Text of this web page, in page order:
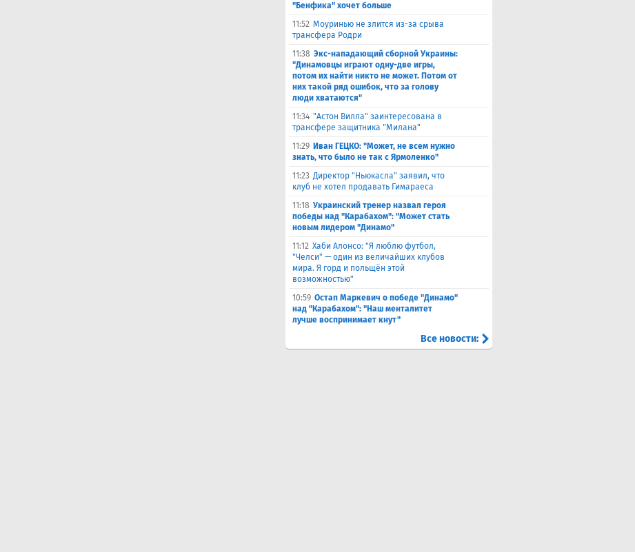
"Бенфика" хочет больше
11:52 Моуринью не злится из-за срыва
трансфера Родри
11:38 Экс-нападающий сборной Украины:
"Динамовцы играют одну-две игры,
потом их найти никто не может. Потом от
них такой ряд ошибок, что за голову
люди хватаются"
11:34 "Астон Вилла" заинтересована в
трансфере защитника "Милана"
11:29 Иван ГЕЦКО: "Может, не всем нужно
знать, что было не так с Ярмоленко"
11:23 Директор "Ньюкасла" заявил, что
клуб не хотел продавать Гимараеса
11:18 Украинский тренер назвал героя
победы над "Карабахом": "Может стать
новым лидером "Динамо"
11:12 Хаби Алонсо: "Я люблю футбол,
"Челси" — один из величайших клубов
мира. Я горд и польщён этой
возможностью"
10:59 Остап Маркевич о победе "Динамо"
над "Карабахом": "Наш менталитет
лучше воспринимает кнут"
Все новости: